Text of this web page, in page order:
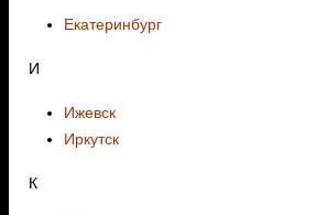
Екатеринбург
И
Ижевск
Иркутск
К